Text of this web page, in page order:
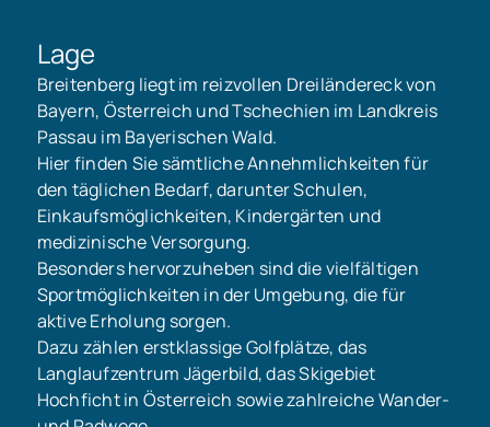
Lage
Breitenberg liegt im reizvollen Dreiländereck von
Bayern, Österreich und Tschechien im Landkreis
Passau im Bayerischen Wald.
Hier finden Sie sämtliche Annehmlichkeiten für
den täglichen Bedarf, darunter Schulen,
Einkaufsmöglichkeiten, Kindergärten und
medizinische Versorgung.
Besonders hervorzuheben sind die vielfältigen
Sportmöglichkeiten in der Umgebung, die für
aktive Erholung sorgen.
Dazu zählen erstklassige Golfplätze, das
Langlaufzentrum Jägerbild, das Skigebiet
Hochficht in Österreich sowie zahlreiche Wander-